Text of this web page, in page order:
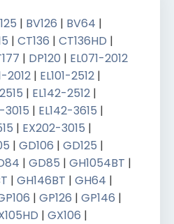
| BV126 | BV64 |
| CT136 | CT136HD |
| DP120 | EL071-2012
2012 | EL101-2512 |
| EL142-2512 |
3015 | EL142-3615 |
| EX202-3015 |
| GD106 | GD125 |
| GD85 | GH1054BT |
| GH146BT | GH64 |
| GP126 | GP146 |
| GX106 |